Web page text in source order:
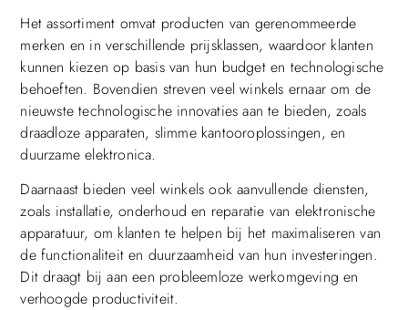
Het assortiment omvat producten van gerenommeerde
merken en in verschillende prijsklassen, waardoor klanten
kunnen kiezen op basis van hun budget en technologische
behoeften. Bovendien streven veel winkels ernaar om de
nieuwste technologische innovaties aan te bieden, zoals
draadloze apparaten, slimme kantooroplossingen, en
duurzame elektronica.
Daarnaast bieden veel winkels ook aanvullende diensten,
zoals installatie, onderhoud en reparatie van elektronische
apparatuur, om klanten te helpen bij het maximaliseren van
de functionaliteit en duurzaamheid van hun investeringen.
Dit draagt bij aan een probleemloze werkomgeving en
verhoogde productiviteit.